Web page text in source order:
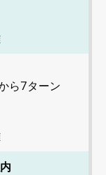
ら7ターン